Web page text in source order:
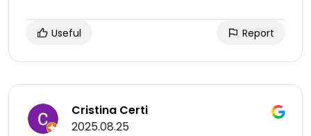
Useful Report
Cristina Certi
2025.08.25